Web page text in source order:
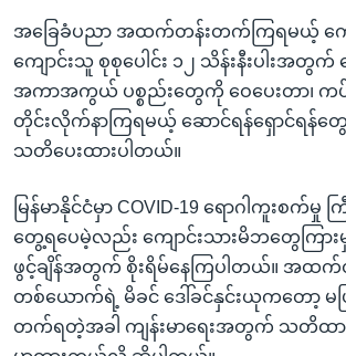
အခြေခံပညာ အထက်တန်းတက်ကြရမယ့် ကျေ
ကျောင်းသူ စုစုပေါင်း ၁၂ သိန်းနီးပါးအတွက် ရ
အကာအကွယ် ပစ္စည်းတွေကို ဝေပေးတာ၊ က
တိုင်းလိုက်နာကြရမယ့် ‌ဆောင်ရန်ရှောင်ရန်
သတိပေးထားပါတယ်။
မြန်မာနိုင်ငံမှာ COVID-19 ရောဂါကူးစက်မှု ကြီ
တွေ့ရပေမဲ့လည်း ကျောင်းသားမိဘတွေကြားမှ
ဖွင့်ချိန်အတွက် စိုးရိမ်နေကြပါတယ်။ အထက်
တစ်ယောက်ရဲ့ မိခင် ဒေါ်ခင်နှင်းယုကတော့ မဖြ
တက်ရတဲ့အခါ ကျန်းမာရေးအတွက် သတိထာ